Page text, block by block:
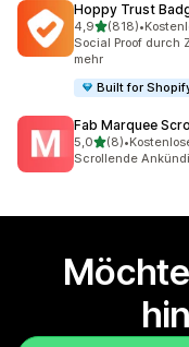
Hoppy Trust
4,9von 5 Sternen
(818)
818 Rezensionen
•
Social Proof durch
mehr
Built for
Fab Marquee
5,0von 5 Sternen
(8)
8 Rezensionen
•
Scrollende